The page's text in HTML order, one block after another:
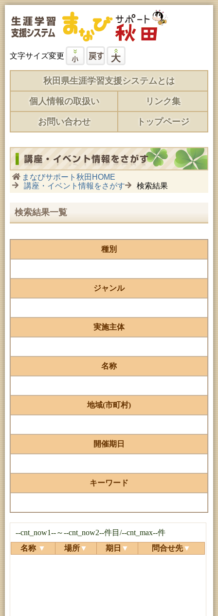
文字サイズ変更
秋田県生涯学習支援システムとは
個人情報の取扱い リンク集
お問い合わせ トップページ
まなびサポート秋田HOME
講座・イベント情報をさがす
検索結果
検索結果一覧
種別
ジャンル
実施主体
名称
地域(市町村)
開催期日
キーワード
--cnt_now1--～--cnt_now2--件目/--cnt_max--件
名称 ▼ 場所▼ 期日 ▼ 問合せ先▼